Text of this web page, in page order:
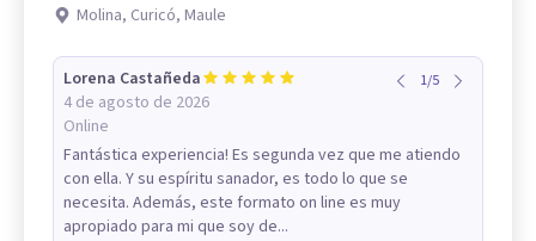
Molina, Curicó, Maule
Lorena Castañeda
4 de agosto de 2026
Online
1/5
Fantástica experiencia! Es segunda vez que me atiendo
con ella. Y su espíritu sanador, es todo lo que se
necesita. Además, este formato on line es muy
apropiado para mi que soy de...